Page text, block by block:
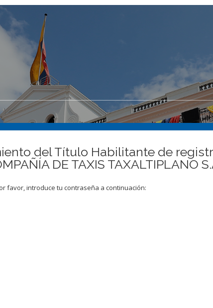
del Título Habilitante de
DE TAXIS TAXALTIPLANO
favor, introduce tu contraseña a continuación: